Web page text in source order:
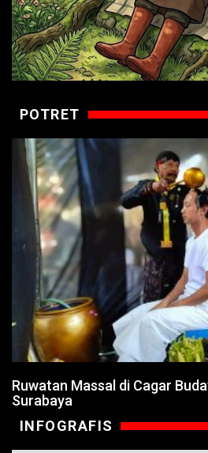
POTRET
Ruwatan Massal di Cagar
Surabaya
INFOGRAFIS